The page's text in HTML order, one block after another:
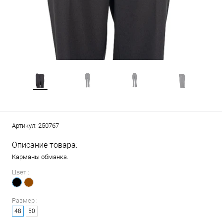
Артикул: 250767
Описание товара:
Карманы обманка.
Цвет :
Размер :
48 50